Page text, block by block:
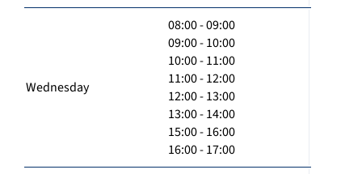
Wednesday
08:00 - 09:00
09:00 - 10:00
10:00 - 11:00
11:00 - 12:00
12:00 - 13:00
13:00 - 14:00
15:00 - 16:00
16:00 - 17:00